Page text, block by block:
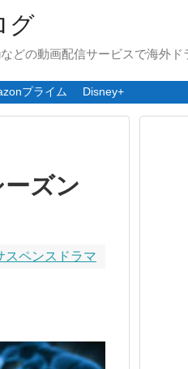
グ
どの動画配信サービスで海外
プライム Disney+
ーズン
スペンスドラマ